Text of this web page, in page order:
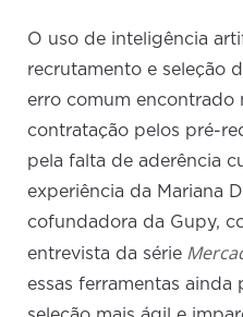
O uso de inteligência
recrutamento e seleção
erro comum encontrado
contratação pelos pré-
pela falta de aderência
experiência da Mariana
cofundadora da Gupy,
entrevista da série
essas ferramentas ainda